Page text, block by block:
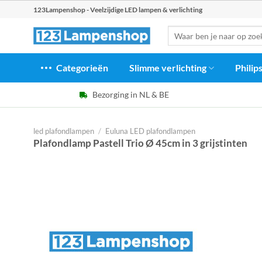
123Lampenshop - Veelzijdige LED lampen & verlichting
naar:
Categorieën Slimme verlichting Philips
Bezorging in NL & BE
led plafondlampen / Euluna LED plafondlampen
Plafondlamp Pastell Trio Ø 45cm in 3 grijstinten